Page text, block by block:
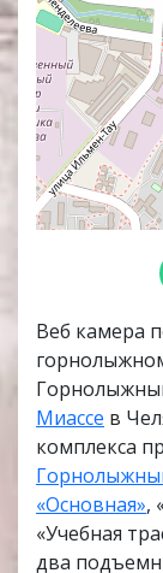
Веб камера
Миассе в
комплекса
«Основная»,
«Учебная
два